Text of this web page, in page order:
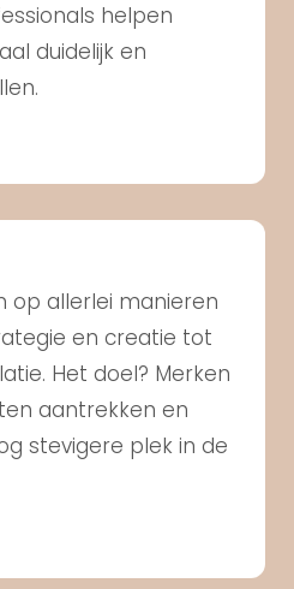
helpen
duidelijk en
op allerlei manieren
en creatie tot
Het doel? Merken
aantrekken en
stevigere plek in de